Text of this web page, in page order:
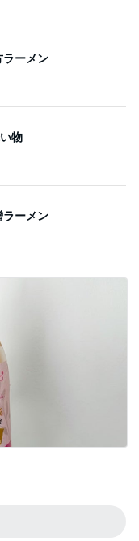
ラーメン
物
ラーメン